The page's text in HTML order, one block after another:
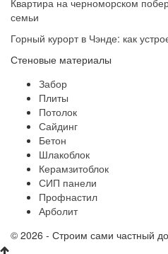
Квартира на черноморском
семьи
Горный курорт в Чэнде: как
Стеновые материалы
Забор
Плиты
Потолок
Сайдинг
Бетон
Шлакоблок
Керамзитоблок
СИП панели
Профнастил
Арболит
© 2026 - Строим сами частный